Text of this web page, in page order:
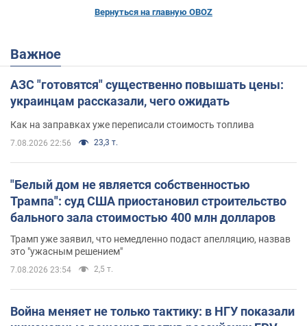
Вернуться на главную OBOZ
Важное
АЗС "готовятся" существенно повышать цены:
украинцам рассказали, чего ожидать
Как на заправках уже переписали стоимость топлива
7.08.2026 22:56 23,3 т.
"Белый дом не является собственностью
Трампа": суд США приостановил строительство
бального зала стоимостью 400 млн долларов
Трамп уже заявил, что немедленно подаст апелляцию, назвав
это "ужасным решением"
7.08.2026 23:54 2,5 т.
Война меняет не только тактику: в НГУ показали